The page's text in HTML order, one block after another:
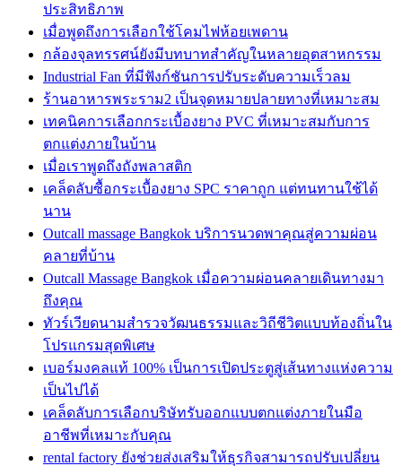
ประสิทธิภาพ
เมื่อพูดถึงการเลือกใช้โคมไฟห้อยเพดาน
กล้องจุลทรรศน์ยังมีบทบาทสำคัญในหลายอุตสาหกรรม
Industrial Fan ที่มีฟังก์ชันการปรับระดับความเร็วลม
ร้านอาหารพระราม2 เป็นจุดหมายปลายทางที่เหมาะสม
เทคนิคการเลือกกระเบื้องยาง PVC ที่เหมาะสมกับการ
ตกแต่งภายในบ้าน
เมื่อเราพูดถึงถังพลาสติก
เคล็ดลับซื้อกระเบื้องยาง SPC ราคาถูก แต่ทนทานใช้ได้
นาน
Outcall massage Bangkok บริการนวดพาคุณสู่ความผ่อน
คลายที่บ้าน
Outcall Massage Bangkok เมื่อความผ่อนคลายเดินทางมา
ถึงคุณ
ทัวร์เวียดนามสำรวจวัฒนธรรมและวิถีชีวิตแบบท้องถิ่นใน
โปรแกรมสุดพิเศษ
เบอร์มงคลแท้ 100% เป็นการเปิดประตูสู่เส้นทางแห่งความ
เป็นไปได้
เคล็ดลับการเลือกบริษัทรับออกแบบตกแต่งภายในมือ
อาชีพที่เหมาะกับคุณ
rental factory ยังช่วยส่งเสริมให้ธุรกิจสามารถปรับเปลี่ยน